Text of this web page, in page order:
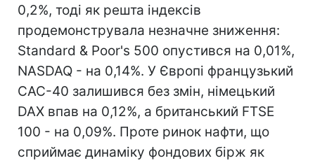
0,2%, тоді як решта індексів
продемонструвала незначне зниження:
Standard & Poor's 500 опустився на 0,01%,
NASDAQ - на 0,14%. У Європі французький
CАС-40 залишився без змін, німецький
DAX впав на 0,12%, а британський FTSE
100 - на 0,09%. Проте ринок нафти, що
сприймає динаміку фондових бірж як